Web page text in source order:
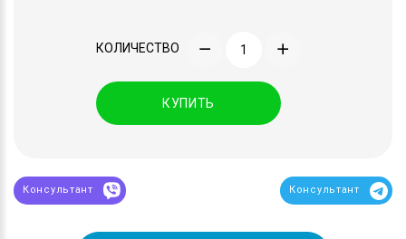
КОЛИЧЕСТВО
КУПИТЬ
Консультант Консультант